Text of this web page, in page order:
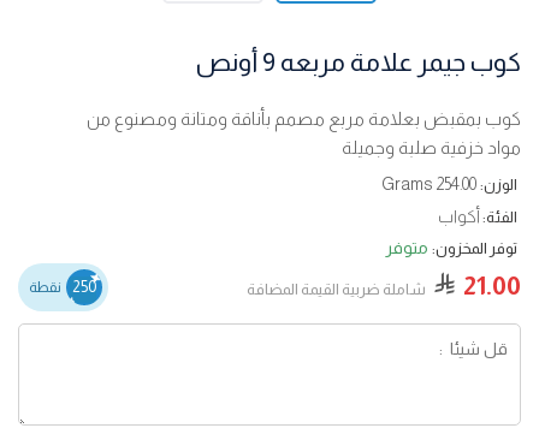
كوب جيمر علامة مربعه 9 أونص
كوب بمقبض بعلامة مربع مصمم بأناقة ومتانة ومصنوع من
مواد خزفية صلبة وجميلة
الوزن: 254.00 Grams
الفئة: أكواب
توفر المخزون: متوفر
21.00 شاملة ضربية القيمة المضافة 250 نقطة